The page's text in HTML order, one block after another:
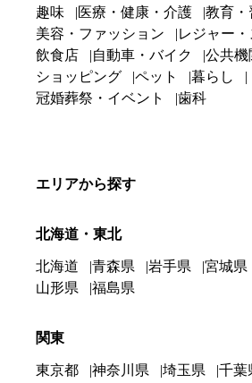
趣味
医療・健康・介護
教育・
美容・ファッション
レジャー
飲食店
自動車・バイク
公共機
ショッピング
ペット
暮らし
冠婚葬祭・イベント
歯科
エリアから探す
北海道・東北
北海道 青森県 岩手県 宮城県
山形県
福島県
関東
東京都 神奈川県 埼玉県 千葉